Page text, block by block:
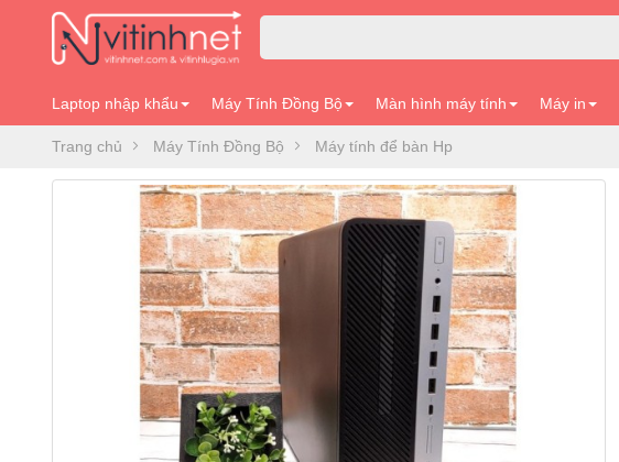
Laptop nhập khẩu Máy Tính Đồng Bộ Màn hình máy tính Máy in
Trang chủ Máy Tính Đồng Bộ Máy tính để bàn Hp